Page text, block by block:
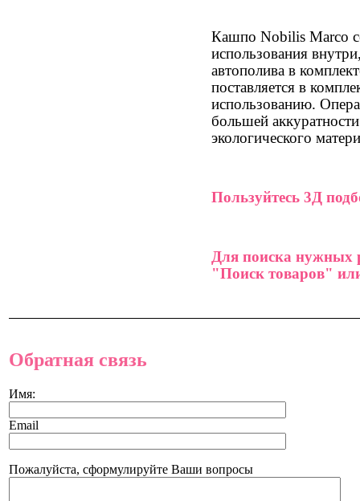
Кашпо Nobilis Marco
использования
автополива в
поставляется в
использованию.
большей
экологического
Пользуйтесь 3Д
Для поиска нужных
"Поиск товаров"
Обратная связь
Имя:
Email
Пожалуйста, сформулируйте Ваши вопросы